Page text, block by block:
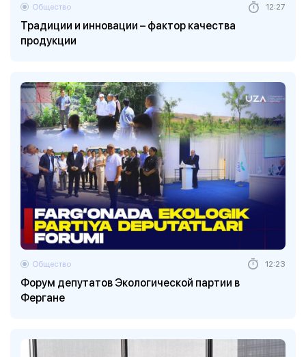
Традиции и инновации – фактор качества
продукции
Общество 12:27
Форум депутатов Экологической партии в
Фергане
Общество 12:23